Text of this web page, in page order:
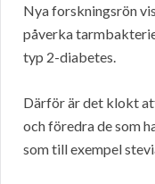
Nya forskningsrön
påverka
typ 2-diabetes.
Därför är det klokt
och föredra de som
som till exempel